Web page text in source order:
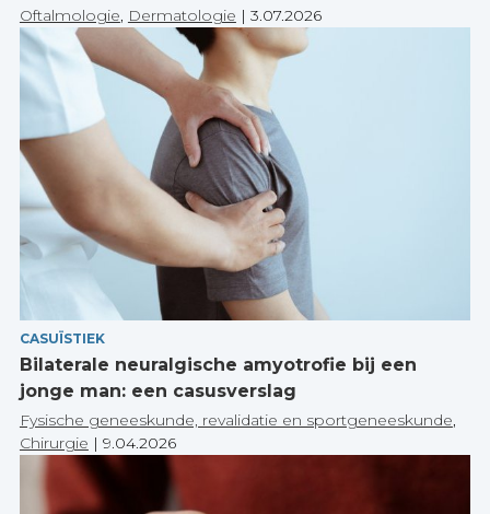
Oftalmologie, Dermatologie | 3.07.2026
CASUÏSTIEK
Bilaterale neuralgische amyotrofie bij een
jonge man: een casusverslag
Fysische geneeskunde, revalidatie en sportgeneeskunde,
Chirurgie | 9.04.2026